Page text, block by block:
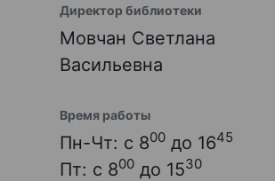
Директор библиотеки
Мовчан Светлана
Васильевна
Время работы
Пн-Чт: с 800 до 1645
Пт: с 800 до 1530